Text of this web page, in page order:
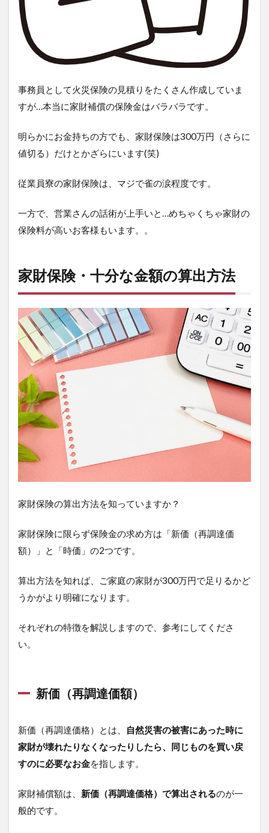
事務員として火災保険の見積りをたくさん作成していま
すが…本当に家財補償の保険金はバラバラです。
明らかにお金持ちの方でも、家財保険は300万円（さらに
値切る）だけとかざらにいます(笑)
従業員寮の家財保険は、マジで雀の涙程度です。
一方で、営業さんの話術が上手いと…めちゃくちゃ家財の
保険料が高いお客様もいます。。
家財保険・十分な金額の算出方法
家財保険の算出方法を知っていますか？
家財保険に限らず保険金の求め方は「新価（再調達価
額）」と「時価」の2つです。
算出方法を知れば、ご家庭の家財が300万円で足りるかど
うかがより明確になります。
それぞれの特徴を解説しますので、参考にしてくださ
い。
新価（再調達価額）
新価（再調達価格）とは、
自然災害の被害にあった時に
家財が壊れたりなくなったりしたら、同じものを買い戻
すのに必要なお金を指します。
家財補償額は、 新価（再調達価格）で算出されるのが一
般的です。